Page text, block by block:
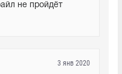
не пройдёт
3 янв 2020